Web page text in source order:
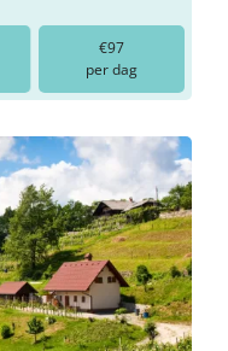
€97
per dag